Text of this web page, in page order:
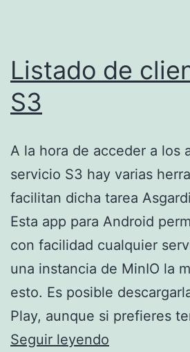
Listado de
S3
A la hora de acceder a los
servicio S3 hay varias
facilitan dicha tarea
Esta app para Android
con facilidad cualquier
una instancia de MinIO la
esto. Es posible
Play, aunque si prefieres
Seguir leyendo